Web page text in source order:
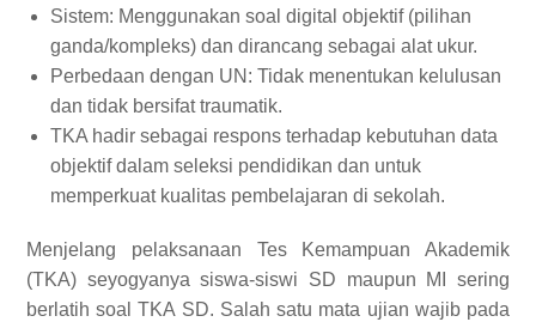
Sistem: Menggunakan soal digital objektif (pilihan
ganda/kompleks) dan dirancang sebagai alat ukur.
Perbedaan dengan UN: Tidak menentukan kelulusan
dan tidak bersifat traumatik.
TKA hadir sebagai respons terhadap kebutuhan data
objektif dalam seleksi pendidikan dan untuk
memperkuat kualitas pembelajaran di sekolah.
Menjelang pelaksanaan Tes Kemampuan Akademik
(TKA) seyogyanya siswa-siswi SD maupun MI sering
berlatih soal TKA SD. Salah satu mata ujian wajib pada